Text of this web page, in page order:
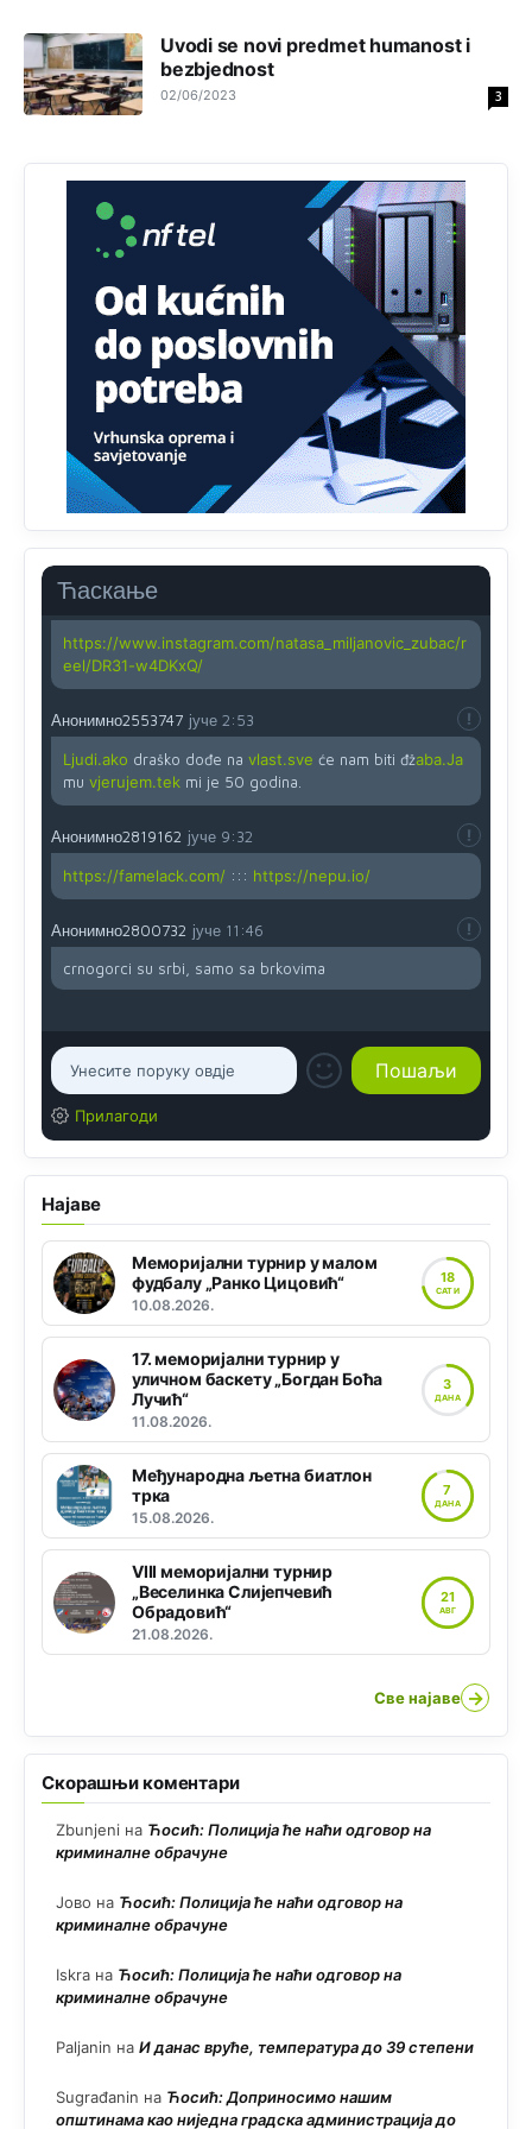
Uvodi se novi predmet humanost i
bezbjednost
02/06/2023 3
Ћаскање
nema pristup računaru bilo koje vrste (desktop, laptop ili
tablet
Анонимно2818605
koristi internet, niti ima pristup računarima
Анонимно2818605 јуче
Uvođenje pravila da se umjesto dosadašnjeg znaka "X"
(krstića) kružić ispred kandidata mora u potpunosti
obojiti (popuniti) uvedeno je isključivo zbog tehničkih
zahtjeva optičkih skenera.
Анонимно2818605 јуче
11:45
Ovo pravilo jeste unijelo opravdan strah, posebno kada
su u pitanju starije osobe, osobe sa slabijim vidom ili
drhtavom rukom
Анонимно2819033 јуче 12:24
Yes,nekada je bila corava kutija za IZBORE a danas su
coravi biraci.
Анонимно2819162
https://www.instagram.com/natasa_miljanovic_zubac/r
eel/DR31-w4DKxQ/
Анонимно2553747 јуче 2:53
Ljudi.ako draško dođe na vlast.sve će nam biti đžaba.Ja
mu vjerujem.tek mi je 50 godina.
Анонимно2819162 јуче 9:32
https://famelack.com/ ::: https://nepu.io/
Анонимно2800732 јуче 11:46
crnogorci su srbi, samo sa brkovima
Прилагоди
Најаве
Меморијални турнир у малом
фудбалу „Ранко Цицовић“
10.08.2026.
18
САТИ
17. меморијални турнир у
уличном баскету „Богдан Боћа
Лучић“
11.08.2026.
3
ДАНА
Међународна љетна биатлон
трка
15.08.2026.
7
ДАНА
VIII меморијални турнир
„Веселинка Слијепчевић
Обрадовић“
21.08.2026.
21
АВГ
Све најаве →
Скорашњи коментари
Zbunjeni на Ћосић: Полиција ће наћи одговор на
криминалне обрачуне
Јово на Ћосић: Полиција ће наћи одговор на
криминалне обрачуне
Iskra на Ћосић: Полиција ће наћи одговор на
криминалне обрачуне
Paljanin на И данас вруће, температура до 39 степени
Sugrađanin на Ћосић: Доприносимо нашим
општинама као ниједна градска администрација до